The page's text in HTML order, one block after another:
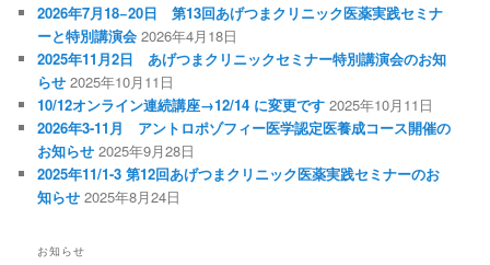
2026年7月18−20日 第13回あげつまクリニック医薬実践セミナ
ーと特別講演会 2026年4月18日
2025年11月2日 あげつまクリニックセミナー特別講演会のお知
らせ 2025年10月11日
10/12オンライン連続講座→12/14 に変更です 2025年10月11日
2026年3-11月 アントロポゾフィー医学認定医養成コース開催の
お知らせ 2025年9月28日
2025年11/1-3 第12回あげつまクリニック医薬実践セミナーのお
知らせ 2025年8月24日
お知らせ